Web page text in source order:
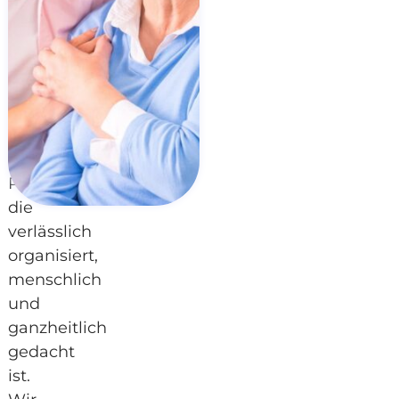
über
Jahren
steht
Eschert
für
ambulante
Pflege,
die
verlässlich
organisiert,
menschlich
und
ganzheitlich
gedacht
ist.